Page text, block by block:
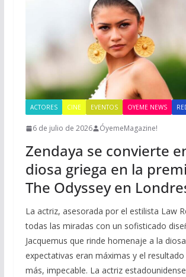
ACTORES CINE EVENTOS OYEME NEWS
6 de julio de 2026 ÓyemeMagazine!
Zendaya se convierte
diosa griega en la
The Odyssey en
La actriz, asesorada por el estilista Law
todas las miradas con un sofisticado
Jacquemus que rinde homenaje a la
expectativas eran máximas y el
más, impecable. La actriz